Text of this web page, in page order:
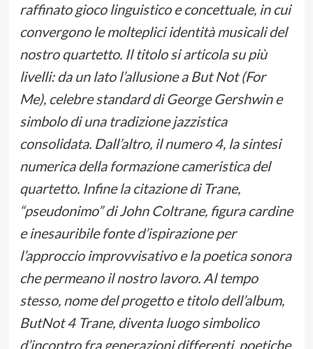
raffinato gioco linguistico e concettuale, in cui
convergono le molteplici identità musicali del
nostro quartetto. Il titolo si articola su più
livelli: da un lato l’allusione a But Not (For
Me), celebre standard di George Gershwin e
simbolo di una tradizione jazzistica
consolidata. Dall’altro, il numero 4, la sintesi
numerica della formazione cameristica del
quartetto. Infine la citazione di Trane,
“pseudonimo” di John Coltrane, figura cardine
e inesauribile fonte d’ispirazione per
l’approccio improvvisativo e la poetica sonora
che permeano il nostro lavoro. Al tempo
stesso, nome del progetto e titolo dell’album,
ButNot 4 Trane, diventa luogo simbolico
d’incontro fra generazioni differenti, poetiche